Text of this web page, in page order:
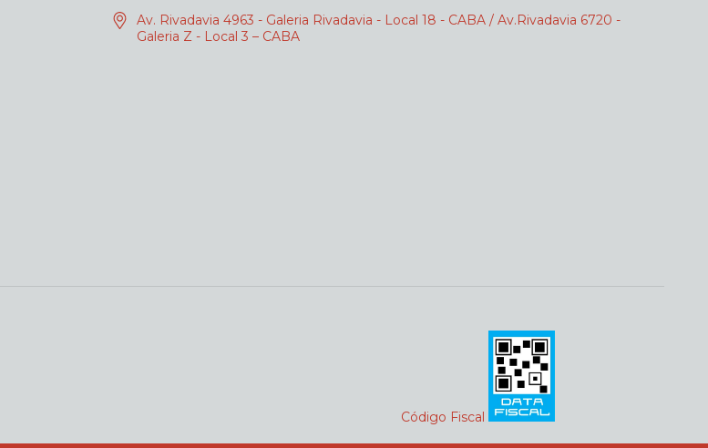
Av. Rivadavia 4963 - Galeria Rivadavia - Local 18 - CABA / Av.Rivadavia 6720 -
Galeria Z - Local 3 – CABA
Código Fiscal